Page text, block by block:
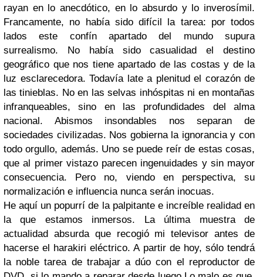
rayan en lo anecdótico, en lo absurdo y lo inverosímil.
Francamente, no había sido difícil la tarea: por todos
lados este confín apartado del mundo supura
surrealismo. No había sido casualidad el destino
geográfico que nos tiene apartado de las costas y de la
luz esclarecedora. Todavía late a plenitud el corazón de
las tinieblas. No en las selvas inhóspitas ni en montañas
infranqueables, sino en las profundidades del alma
nacional. Abismos insondables nos separan de
sociedades civilizadas. Nos gobierna la ignorancia y con
todo orgullo, además. Uno se puede reír de estas cosas,
que al primer vistazo parecen ingenuidades y sin mayor
consecuencia. Pero no, viendo en perspectiva, su
normalización e influencia nunca serán inocuas.
He aquí un popurrí de la palpitante e increíble realidad en
la que estamos inmersos. La última muestra de
actualidad absurda que recogió mi televisor antes de
hacerse el harakiri eléctrico. A partir de hoy, sólo tendrá
la noble tarea de trabajar a dúo con el reproductor de